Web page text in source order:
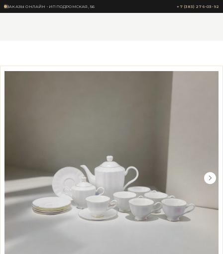
ЗАКАЗЫ ОНЛАЙН • ИППОДРОМСКАЯ, 56 +7 (383) 276-03-92